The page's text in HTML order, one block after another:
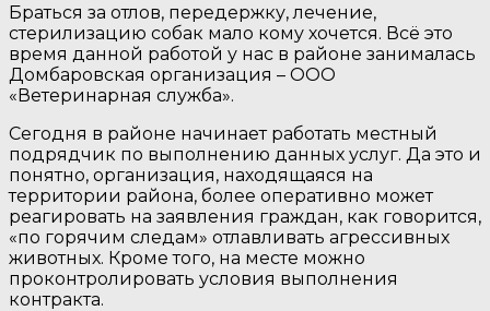
Браться за отлов, передержку, лечение,
стерилизацию собак мало кому хочется. Всё это
время данной работой у нас в районе занималась
Домбаровская организация – ООО
«Ветеринарная служба».
Сегодня в районе начинает работать местный
подрядчик по выполнению данных услуг. Да это и
понятно, организация, находящаяся на
территории района, более оперативно может
реагировать на заявления граждан, как говорится,
«по горячим следам» отлавливать агрессивных
животных. Кроме того, на месте можно
проконтролировать условия выполнения
контракта.